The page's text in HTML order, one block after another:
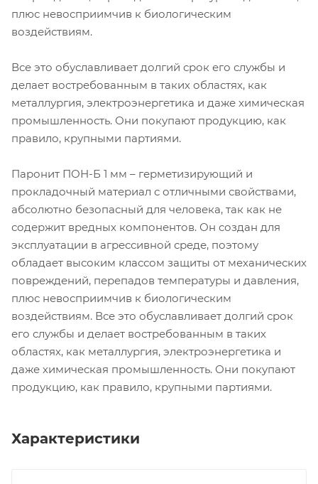
плюс невосприимчив к биологическим
воздействиям.
Все это обуславливает долгий срок его службы и
делает востребованным в таких областях, как
металлургия, электроэнергетика и даже химическая
промышленность. Они покупают продукцию, как
правило, крупными партиями.
Паронит ПОН-Б 1 мм – герметизирующий и
прокладочный материал с отличными свойствами,
абсолютно безопасный для человека, так как не
содержит вредных компонентов. Он создан для
эксплуатации в агрессивной среде, поэтому
обладает высоким классом защиты от механических
повреждений, перепадов температуры и давления,
плюс невосприимчив к биологическим
воздействиям. Все это обуславливает долгий срок
его службы и делает востребованным в таких
областях, как металлургия, электроэнергетика и
даже химическая промышленность. Они покупают
продукцию, как правило, крупными партиями.
Характеристики